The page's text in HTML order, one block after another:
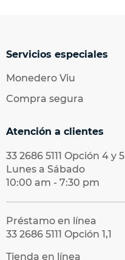
Servicios especiales
Monedero Viu
Compra segura
Atención a clientes
33 2686 5111 Opción 4 y 5
Lunes a Sábado
10:00 am - 7:30 pm
Préstamo en línea
33 2686 5111 Opción 1,1
Tienda en línea